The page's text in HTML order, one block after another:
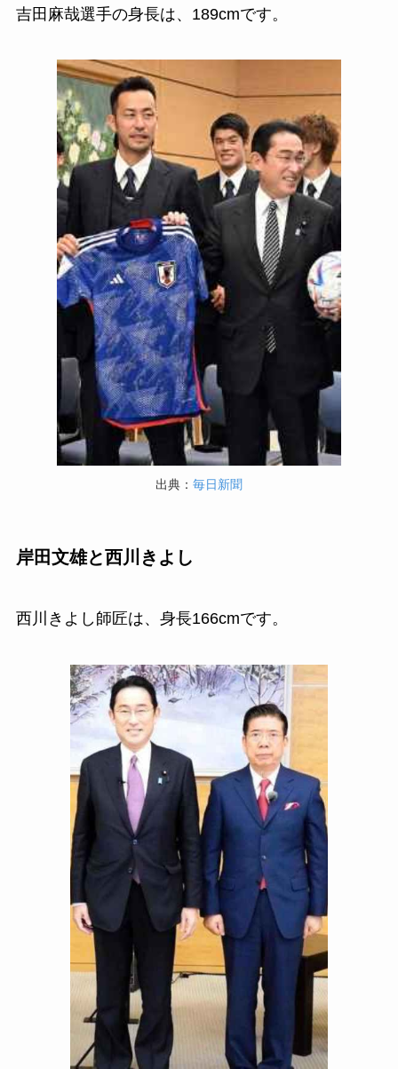
吉田麻哉選手の身長は、189cmです。
出典： 毎日新聞
岸田文雄と西川きよし
西川きよし師匠は、身長166cmです。